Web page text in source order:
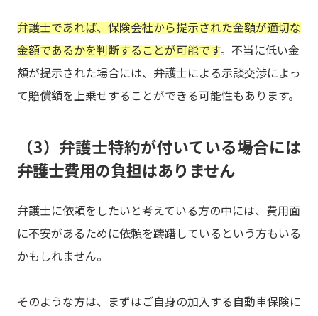
弁護士であれば、保険会社から提示された金額が適切な
金額であるかを判断することが可能です。不当に低い金
額が提示された場合には、弁護士による示談交渉によっ
て賠償額を上乗せすることができる可能性もあります。
（3）弁護士特約が付いている場合には
弁護士費用の負担はありません
弁護士に依頼をしたいと考えている方の中には、費用面
に不安があるために依頼を躊躇しているという方もいる
かもしれません。
そのような方は、まずはご自身の加入する自動車保険に